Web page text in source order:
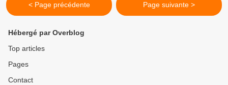
< Page précédente Page suivante >
Hébergé par Overblog
Top articles
Pages
Contact